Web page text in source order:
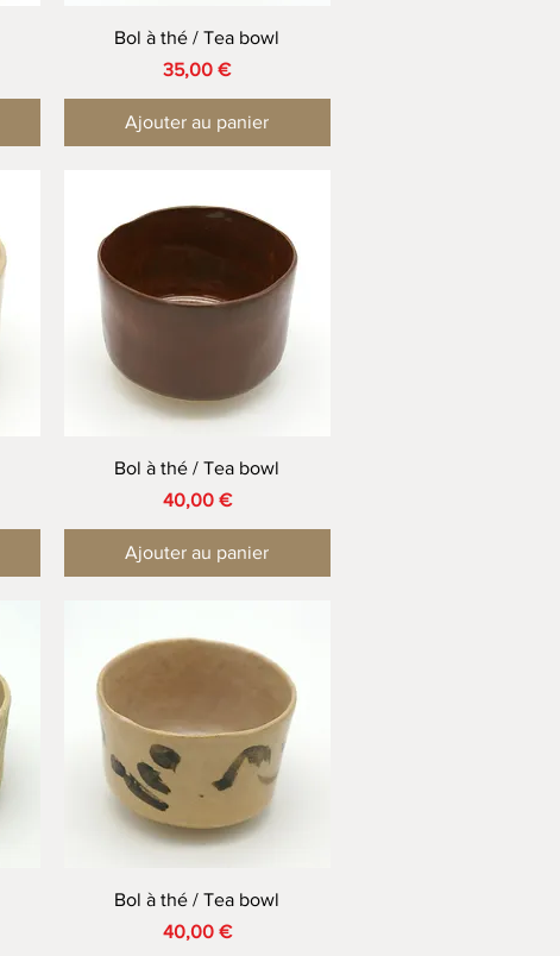
Aperçu rapide
Bol à thé / Tea bowl
Prix
35,00 €
Ajouter au panier
Aperçu rapide
Bol à thé / Tea bowl
Prix
40,00 €
Ajouter au panier
Aperçu rapide
Bol à thé / Tea bowl
Prix
40,00 €